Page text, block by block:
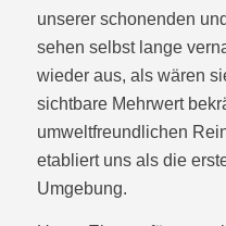
unserer schonenden
sehen selbst lange
wieder aus, als wären
sichtbare Mehrwert
umweltfreundlichen
etabliert uns als die
Umgebung.